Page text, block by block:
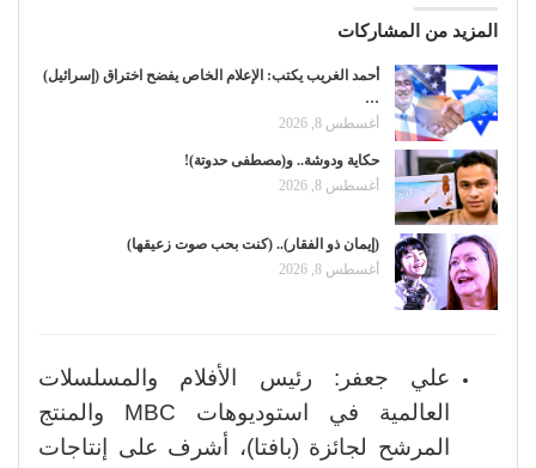
المزيد من المشاركات
أحمد الغريب يكتب: الإعلام الخاص يفضح اختراق (إسرائيل)
…
أغسطس 8, 2026
حكاية ودوشة.. و(مصطفى حدوتة)!
أغسطس 8, 2026
(إيمان ذو الفقار).. (كنت بحب صوت زعيقها)
أغسطس 8, 2026
علي جعفر: رئيس الأفلام والمسلسلات
العالمية في استوديوهات MBC والمنتج
المرشح لجائزة (بافتا)، أشرف على إنتاجات